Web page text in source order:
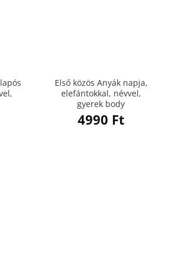
Első közös Anyák napja,
elefántokkal, névvel,
gyerek body
4990 Ft